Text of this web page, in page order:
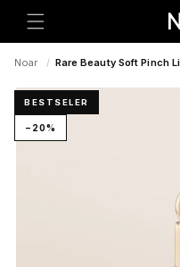
na
Noar / Rare Beauty Soft Pinch
BESTSELER
−20%